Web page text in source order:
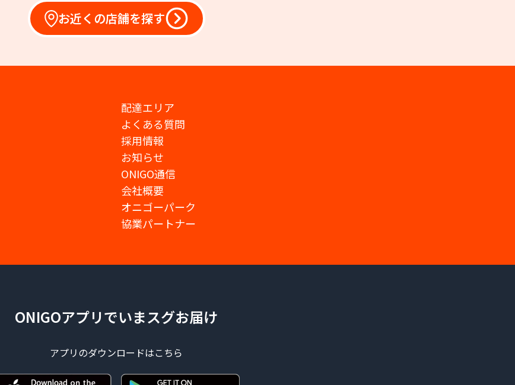
お近くの店舗を探す
配達エリア
よくある質問
採用情報
お知らせ
ONIGO通信
会社概要
オニゴーパーク
協業パートナー
ONIGOアプリでいまスグお届け
アプリのダウンロードはこちら